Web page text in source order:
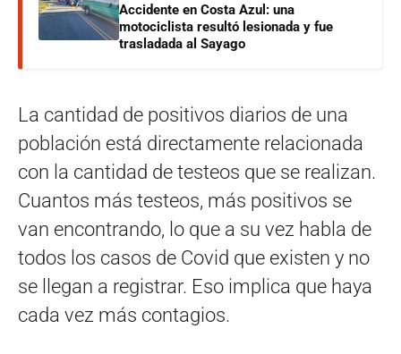
Accidente en Costa Azul: una
motociclista resultó lesionada y fue
trasladada al Sayago
La cantidad de positivos diarios de una
población está directamente relacionada
con la cantidad de testeos que se realizan.
Cuantos más testeos, más positivos se
van encontrando, lo que a su vez habla de
todos los casos de Covid que existen y no
se llegan a registrar. Eso implica que haya
cada vez más contagios.